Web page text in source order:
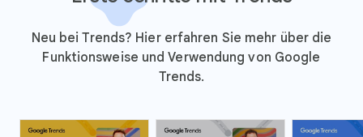
Neu bei Trends? Hier erfahren Sie mehr über die
Funktionsweise und Verwendung von Google
Trends.